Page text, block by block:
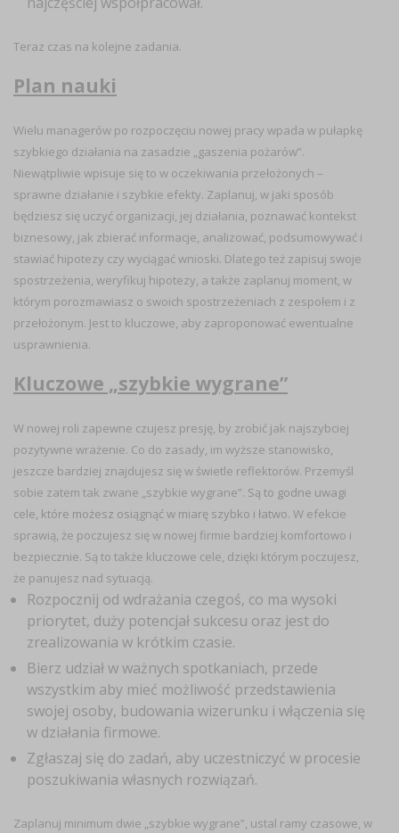
Teraz czas na kolejne zadania.
Plan nauki
Wielu managerów po rozpoczęciu nowej pracy wpada w pułapkę
szybkiego działania na zasadzie „gaszenia pożarów”.
Niewątpliwie wpisuje się to w oczekiwania przełożonych –
sprawne działanie i szybkie efekty. Zaplanuj, w jaki sposób
będziesz się uczyć organizacji, jej działania, poznawać kontekst
biznesowy, jak zbierać informacje, analizować, podsumowywać i
stawiać hipotezy czy wyciągać wnioski. Dlatego też zapisuj swoje
spostrzeżenia, weryfikuj hipotezy, a także zaplanuj moment, w
którym porozmawiasz o swoich spostrzeżeniach z zespołem i z
przełożonym. Jest to kluczowe, aby zaproponować ewentualne
usprawnienia.
Kluczowe „szybkie wygrane”
W nowej roli zapewne czujesz presję, by zrobić jak najszybciej
pozytywne wrażenie. Co do zasady, im wyższe stanowisko,
jeszcze bardziej znajdujesz się w świetle reflektorów. Przemyśl
sobie zatem tak zwane „szybkie wygrane”. Są to godne uwagi
cele, które możesz osiągnąć w miarę szybko i łatwo. W efekcie
sprawią, że poczujesz się w nowej firmie bardziej komfortowo i
bezpiecznie. Są to także kluczowe cele, dzięki którym poczujesz,
że panujesz nad sytuacją.
Rozpocznij od wdrażania czegoś, co ma wysoki
priorytet, duży potencjał sukcesu oraz jest do
zrealizowania w krótkim czasie.
Bierz udział w ważnych spotkaniach, przede
wszystkim aby mieć możliwość przedstawienia
swojej osoby, budowania wizerunku i włączenia się
w działania firmowe.
Zgłaszaj się do zadań, aby uczestniczyć w procesie
poszukiwania własnych rozwiązań.
Zaplanuj minimum dwie „szybkie wygrane”, ustal ramy czasowe, w